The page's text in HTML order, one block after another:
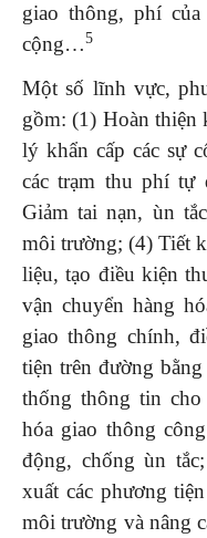
giao thông, phí
cộng…5
Một số lĩnh vực,
gồm: (1) Hoàn thiện
lý khẩn cấp các sự
các trạm thu phí tự
Giảm tai nạn, ùn
môi trường; (4) Tiết
liệu, tạo điều kiện
vận chuyển hàng
giao thông chính,
tiện trên đường
thống thông tin
hóa giao thông
động, chống ùn
xuất các phương
môi trường và nâng